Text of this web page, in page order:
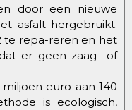
door een nieuwe
asfalt hergebruikt.
te repa-reren en het
er geen zaag- of
euro aan 140
is ecologisch,